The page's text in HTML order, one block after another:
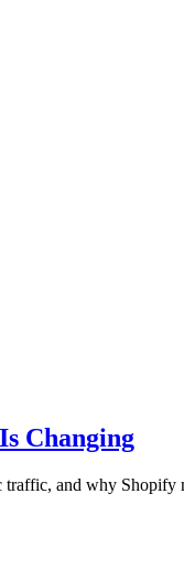
Changing
and why